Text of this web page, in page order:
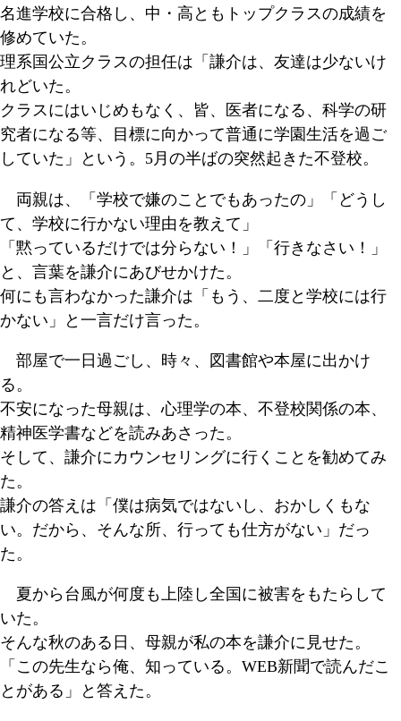
名進学校に合格し、中・高ともトップクラスの成績を
修めていた。
理系国公立クラスの担任は「謙介は、友達は少ないけ
れどいた。
クラスにはいじめもなく、皆、医者になる、科学の研
究者になる等、目標に向かって普通に学園生活を過ご
していた」という。5月の半ばの突然起きた不登校。
両親は、「学校で嫌のことでもあったの」「どうし
て、学校に行かない理由を教えて」
「黙っているだけでは分らない！」「行きなさい！」
と、言葉を謙介にあびせかけた。
何にも言わなかった謙介は「もう、二度と学校には行
かない」と一言だけ言った。
部屋で一日過ごし、時々、図書館や本屋に出かけ
る。
不安になった母親は、心理学の本、不登校関係の本、
精神医学書などを読みあさった。
そして、謙介にカウンセリングに行くことを勧めてみ
た。
謙介の答えは「僕は病気ではないし、おかしくもな
い。だから、そんな所、行っても仕方がない」だっ
た。
夏から台風が何度も上陸し全国に被害をもたらして
いた。
そんな秋のある日、母親が私の本を謙介に見せた。
「この先生なら俺、知っている。WEB新聞で読んだこ
とがある」と答えた。